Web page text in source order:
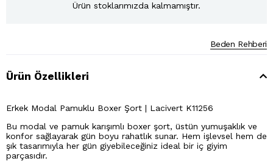
Ürün stoklarımızda kalmamıştır.
Beden Rehberi
Ürün Özellikleri
Erkek Modal Pamuklu Boxer Şort | Lacivert K11256
Bu modal ve pamuk karışımlı boxer şort, üstün yumuşaklık ve
konfor sağlayarak gün boyu rahatlık sunar. Hem işlevsel hem de
şık tasarımıyla her gün giyebileceğiniz ideal bir iç giyim
parçasıdır.